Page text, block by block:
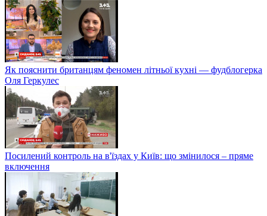
Як пояснити британцям феномен літньої кухні — фудблогерка
Оля Геркулес
Посилений контроль на в'їздах у Київ: що змінилося – пряме
включення